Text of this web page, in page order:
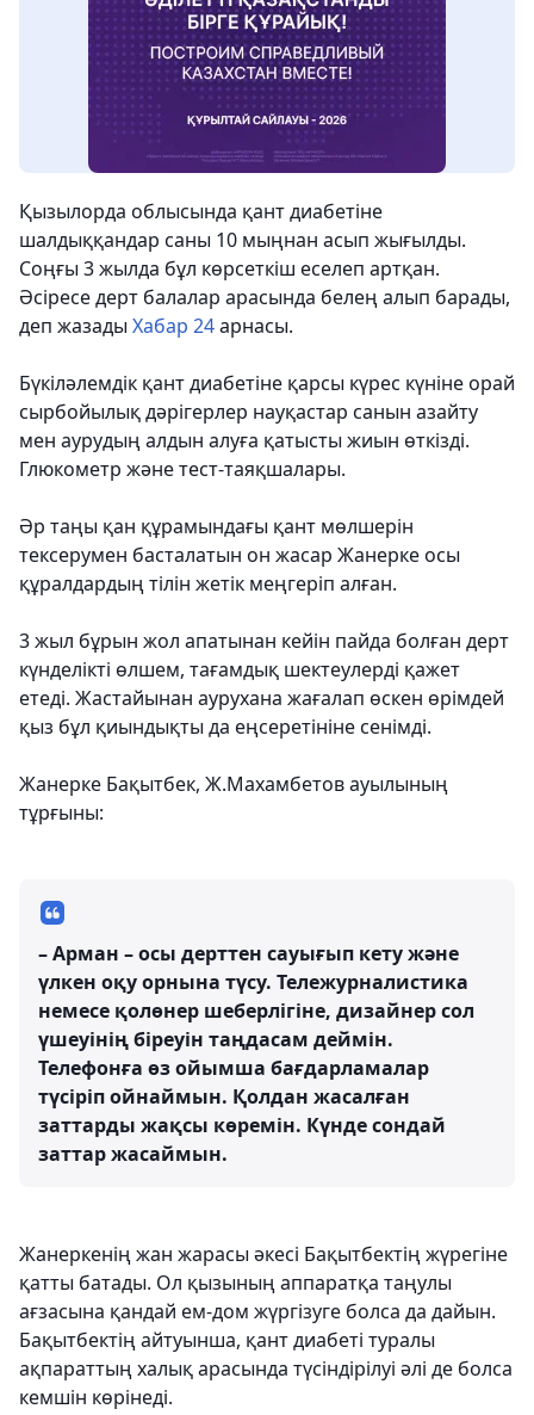
Қызылорда облысында қант диабетіне
шалдыққандар саны 10 мыңнан асып жығылды.
Соңғы 3 жылда бұл көрсеткіш еселеп артқан.
Әсіресе дерт балалар арасында белең алып барады,
деп жазады Хабар 24арнасы.
Бүкіләлемдік қант диабетіне қарсы күрес күніне орай
сырбойылық дәрігерлер науқастар санын азайту
мен аурудың алдын алуға қатысты жиын өткізді.
Глюкометр және тест-таяқшалары.
Әр таңы қан құрамындағы қант мөлшерін
тексерумен басталатын он жасар Жанерке осы
құралдардың тілін жетік меңгеріп алған.
3 жыл бұрын жол апатынан кейін пайда болған дерт
күнделікті өлшем, тағамдық шектеулерді қажет
етеді. Жастайынан аурухана жағалап өскен өрімдей
қыз бұл қиындықты да еңсеретініне сенімді.
Жанерке Бақытбек, Ж.Махамбетов ауылының
тұрғыны:
– Арман – осы дерттен сауығып кету және
үлкен оқу орнына түсу. Тележурналистика
немесе қолөнер шеберлігіне, дизайнер сол
үшеуінің біреуін таңдасам деймін.
Телефонға өз ойымша бағдарламалар
түсіріп ойнаймын. Қолдан жасалған
заттарды жақсы көремін. Күнде сондай
заттар жасаймын.
Жанеркенің жан жарасы әкесі Бақытбектің жүрегіне
қатты батады. Ол қызының аппаратқа таңулы
ағзасына қандай ем-дом жүргізуге болса да дайын.
Бақытбектің айтуынша, қант диабеті туралы
ақпараттың халық арасында түсіндірілуі әлі де болса
кемшін көрінеді.